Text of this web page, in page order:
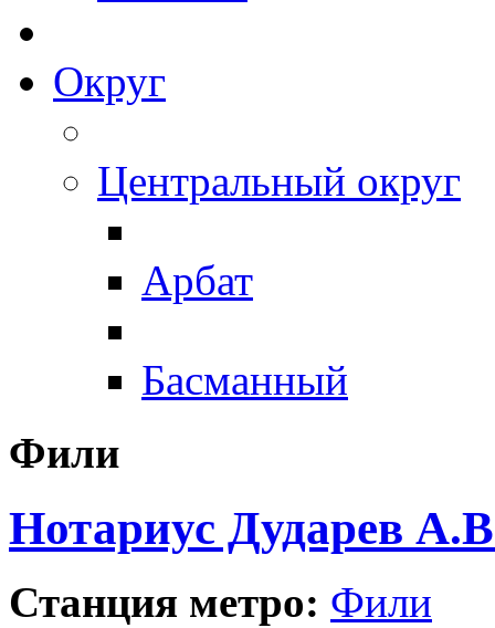
Округ
Центральный округ
Арбат
Басманный
Фили
Нотариус Дударев
Станция метро: Фили